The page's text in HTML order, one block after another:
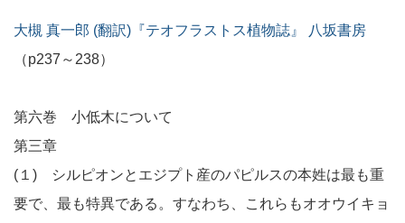
大槻 真一郎 (翻訳)『テオフラストス植物誌』 八坂書房
（p237～238）
第六巻 小低木について
第三章
(１) シルピオンとエジプト産のパピルスの本姓は最も重
要で、最も特異である。すなわち、これらもオオウイキョ